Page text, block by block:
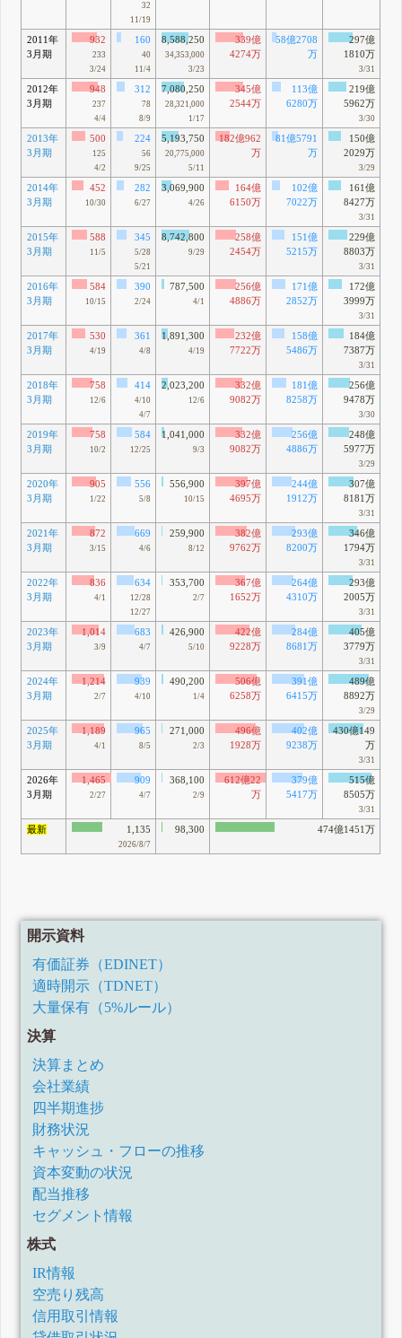
32
11/19
2011年
3月期
932
233
3/24
160
40
11/4
8,588,250
34,353,000
3/23
339億
4274万
58億2708
万
297億
1810万
3/31
2012年
3月期
948
237
4/4
312
78
8/9
7,080,250
28,321,000
1/17
345億
2544万
113億
6280万
219億
5962万
3/30
2013年
3月期
500
125
4/2
224
56
9/25
5,193,750
20,775,000
5/11
182億962
万
81億5791
万
150億
2029万
3/29
2014年
3月期
452
10/30
282
6/27
3,069,900
4/26
164億
6150万
102億
7022万
161億
8427万
3/31
2015年
3月期
588
11/5
345
5/28
5/21
8,742,800
9/29
258億
2454万
151億
5215万
229億
8803万
3/31
2016年
3月期
584
10/15
390
2/24
787,500
4/1
256億
4886万
171億
2852万
172億
3999万
3/31
2017年
3月期
530
4/19
361
4/8
1,891,300
4/19
232億
7722万
158億
5486万
184億
7387万
3/31
2018年
3月期
758
12/6
414
4/10
4/7
2,023,200
12/6
332億
9082万
181億
8258万
256億
9478万
3/30
2019年
3月期
758
10/2
584
12/25
1,041,000
9/3
332億
9082万
256億
4886万
248億
5977万
3/29
2020年
3月期
905
1/22
556
5/8
556,900
10/15
397億
4695万
244億
1912万
307億
8181万
3/31
2021年
3月期
872
3/15
669
4/6
259,900
8/12
382億
9762万
293億
8200万
346億
1794万
3/31
2022年
3月期
836
4/1
634
12/28
12/27
353,700
2/7
367億
1652万
264億
4310万
293億
2005万
3/31
2023年
3月期
1,014
3/9
683
4/7
426,900
5/10
422億
9228万
284億
8681万
405億
3779万
3/31
2024年
3月期
1,214
2/7
939
4/10
490,200
1/4
506億
6258万
391億
6415万
489億
8892万
3/29
2025年
3月期
1,189
4/1
965
8/5
271,000
2/3
496億
1928万
402億
9238万
430億149
万
3/31
2026年
3月期
1,465
2/27
909
4/7
368,100
2/9
612億22
万
379億
5417万
515億
8505万
3/31
最新 1,135
2026/8/7
98,300 474億1451万
開示資料
有価証券（EDINET）
適時開示（TDNET）
大量保有（5%ルール）
決算
決算まとめ
会社業績
四半期進捗
財務状況
キャッシュ・フローの推移
資本変動の状況
配当推移
セグメント情報
株式
IR情報
空売り残高
信用取引情報